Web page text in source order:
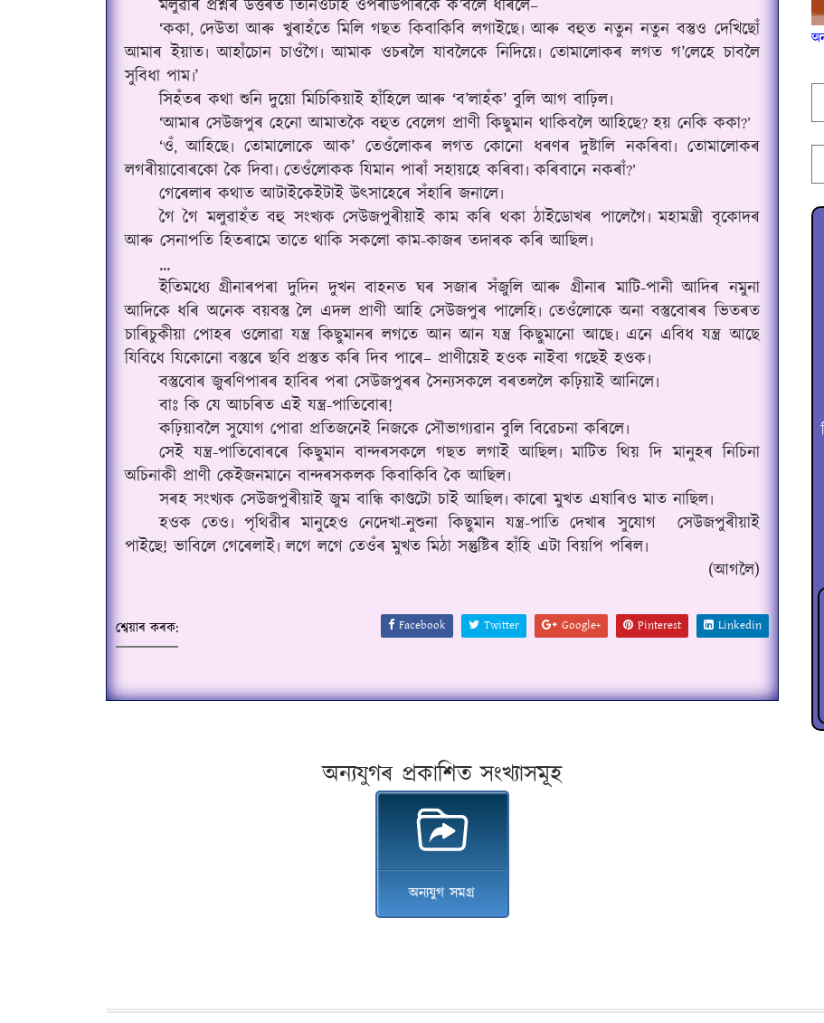
মলুৱাৰ প্ৰশ্নৰ উত্তৰত তিনিওটাই ওপৰাউপৰিকৈ ক’বলৈ ধৰিলে–
‘ককা,দেউতা আৰু খুৰাহঁতে মিলি গছত কিবাকিবি লগাইছে৷ আৰু বহুত নতুন নতুন বস্তুও দেখিছোঁ
আমাৰ ইয়াত৷ আহাঁচোন চাওঁগৈ৷ আমাক ওচৰলৈ যাবলৈকে নিদিয়ে৷ তোমালোকৰ লগত গ’লেহে চাবলৈ
সুবিধা পাম৷’
সিহঁতৰ কথা শুনি দুয়ো মিচিকিয়াই হাঁহিলে আৰু ‘ব’লাহঁক’ বুলি আগ বাঢ়িল৷
‘আমাৰ সেউজপুৰ হেনো আমাতকৈ বহুত বেলেগ প্ৰাণী কিছুমান থাকিবলৈ আহিছে?হয় নেকি ককা?’
‘ওঁ,আহিছে৷ তোমালোকে আক’ তেওঁলোকৰ লগত কোনো ধৰণৰ দুষ্টালি নকৰিবা৷ তোমালোকৰ
লগৰীয়াবোৰকো কৈ দিবা৷ তেওঁলোকক যিমান পাৰাঁ সহায়হে কৰিবা৷ কৰিবানে নকৰাঁ?’
গেৰেলাৰ কথাত আটাইকেইটাই উৎসাহেৰে সঁহাৰি জনালে৷
গৈ গৈ মলুৱাহঁত বহু সংখ্যক সেউজপুৰীয়াই কাম কৰি থকা ঠাইডোখৰ পালেগৈ৷ মহামন্ত্ৰী বৃকোদৰ
আৰু সেনাপতি হিতৰামে তাতে থাকি সকলো কাম-কাজৰ তদাৰক কৰি আছিল৷
...
ইতিমধ্যে গ্ৰীনাৰপৰা দুদিন দুখন বাহনত ঘৰ সজাৰ সঁজুলি আৰু গ্ৰীনাৰ মাটি-পানী আদিৰ নমুনা
আদিকে ধৰি অনেক বয়বস্তু লৈ এদল প্ৰাণী আহি সেউজপুৰ পালেহি৷ তেওঁলোকে অনা বস্তুবোৰৰ ভিতৰত
চাৰিচুকীয়া পোহৰ ওলোৱা যন্ত্ৰ কিছুমানৰ লগতে আন আন যন্ত্ৰ কিছুমানো আছে৷ এনে এবিধ যন্ত্ৰ আছে
যিবিধে যিকোনো বস্তুৰে ছবি প্ৰস্তুত কৰি দিব পাৰে– প্ৰাণীয়েই হওক নাইবা গছেই হওক৷
বস্তুবোৰ জুৰণিপাৰৰ হাবিৰ পৰা সেউজপুৰৰ সৈন্যসকলে বৰতললৈ কঢ়িয়াই আনিলে৷
বাঃ কি যে আচৰিত এই যন্ত্ৰ-পাতিবোৰ!
কঢ়িয়াবলৈ সুযোগ পোৱা প্ৰতিজনেই নিজকে সৌভাগ্যৱান বুলি বিৱেচনা কৰিলে৷
সেই যন্ত্ৰ-পাতিবোৰৰে কিছুমান বান্দৰসকলে গছত লগাই আছিল৷ মাটিত থিয় দি মানুহৰ নিচিনা
অচিনাকী প্ৰাণী কেইজনমানে বান্দৰসকলক কিবাকিবি কৈ আছিল৷
সৰহ সংখ্যক সেউজপুৰীয়াই জুম বান্ধি কাণ্ডটো চাই আছিল৷ কাৰো মুখত এষাৰিও মাত নাছিল৷
হওক তেও৷ পৃথিৱীৰ মানুহেও নেদেখা-নুশুনা কিছুমান যন্ত্ৰ-পাতি দেখাৰ সুযোগ
সেউজপুৰীয়াই
পাইছে! ভাবিলে গেৰেলাই৷ লগে লগে তেওঁৰ মুখত মিঠা সন্তুষ্টিৰ হাঁহি এটা বিয়পি পৰিল৷
(আগলৈ)
শ্বেয়াৰ কৰক: Facebook Twitter Google+ Pinterest Linkedin
অন্যযুগৰ প্ৰকাশিত সংখ্যাসমূহ
অন্যযুগ সমগ্ৰ